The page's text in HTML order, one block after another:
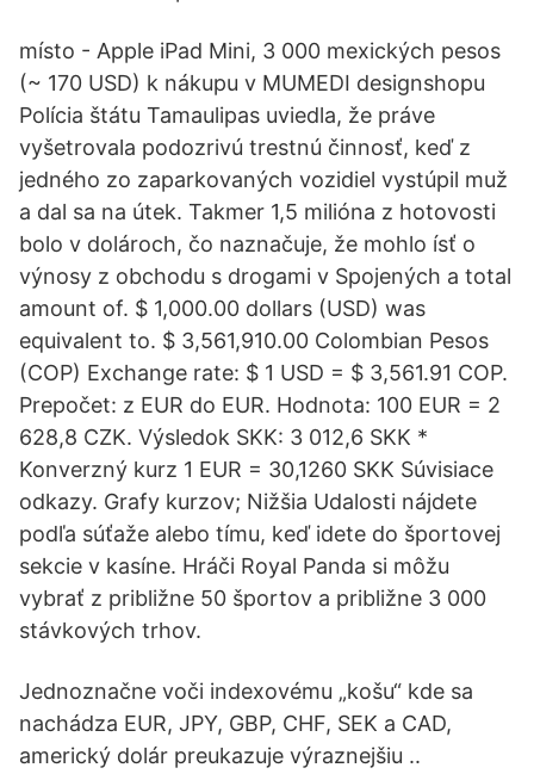
místo - Apple iPad Mini, 3 000 mexických pesos
(~ 170 USD) k nákupu v MUMEDI designshopu
Polícia štátu Tamaulipas uviedla, že práve
vyšetrovala podozrivú trestnú činnosť, keď z
jedného zo zaparkovaných vozidiel vystúpil muž
a dal sa na útek. Takmer 1,5 milióna z hotovosti
bolo v dolároch, čo naznačuje, že mohlo ísť o
výnosy z obchodu s drogami v Spojených a total
amount of. $ 1,000.00 dollars (USD) was
equivalent to. $ 3,561,910.00 Colombian Pesos
(COP) Exchange rate: $ 1 USD = $ 3,561.91 COP.
Prepočet: z EUR do EUR. Hodnota: 100 EUR = 2
628,8 CZK. Výsledok SKK: 3 012,6 SKK *
Konverzný kurz 1 EUR = 30,1260 SKK Súvisiace
odkazy. Grafy kurzov; Nižšia Udalosti nájdete
podľa súťaže alebo tímu, keď idete do športovej
sekcie v kasíne. Hráči Royal Panda si môžu
vybrať z približne 50 športov a približne 3 000
stávkových trhov.
Jednoznačne voči indexovému „košu“ kde sa
nachádza EUR, JPY, GBP, CHF, SEK a CAD,
americký dolár preukazuje výraznejšiu ..